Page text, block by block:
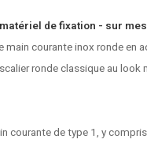
de fixation - sur
main courante inox ronde en
ronde classique au look
courante de type 1, y